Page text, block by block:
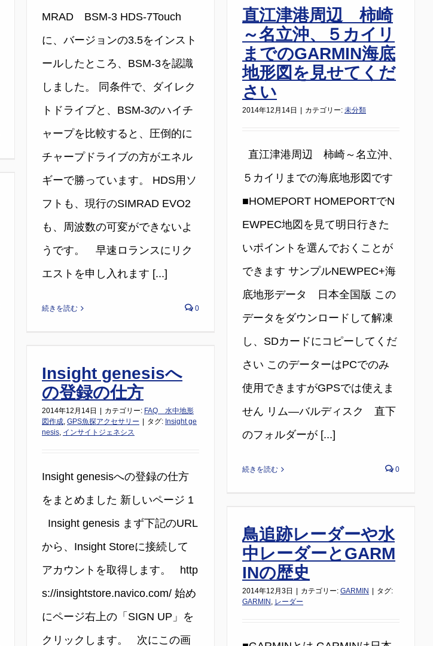
MRAD BSM-3 HDS-7Touch
に、バージョンの3.5をインスト
ールしたところ、BSM-3を認識
しました。 同条件で、ダイレク
トドライブと、BSM-3のハイチ
ャープを比較すると、圧倒的に
チャープドライブの方がエネル
ギーで勝っています。 HDS用ソ
フトも、現行のSIMRAD EVO2
も、周波数の可変ができないよ
うです。 早速ロランスにリク
エストを申し入れます [...]
続きを読む 0
直江津港周辺 柿崎
～名立沖、５カイリ
までのGARMIN海底
地形図を見せてくだ
さい
2014年12月14日 カテゴリー: 未分類
直江津港周辺 柿崎～名立沖、
５カイリまでの海底地形図です
■HOMEPORT HOMEPORTでN
EWPEC地図を見て明日行きた
いポイントを選んでおくことが
できます サンプルNEWPEC+海
底地形データ 日本全国版 この
データをダウンロードして解凍
し、SDカードにコピーしてくだ
さい このデーターはPCでのみ
使用できますがGPSでは使えま
せん リム―バルディスク 直下
のフォルダーが [...]
続きを読む 0
Insight genesisへ
の登録の仕方
2014年12月14日 カテゴリー: FAQ 水中地形
図作成, GPS魚探アクセサリー タグ: Insight ge
nesis, インサイトジェネシス
Insight genesisへの登録の仕方
をまとめました 新しいページ 1
Insight genesis まず下記のURL
から、Insight Storeに接続して
アカウントを取得します。 http
s://insightstore.navico.com/ 始め
にページ右上の「SIGN UP」を
クリックします。 次にこの画
鳥追跡レーダーや水
中レーダーとGARM
INの歴史
2014年12月3日 カテゴリー: GARMIN
タグ:
GARMIN , レーダー